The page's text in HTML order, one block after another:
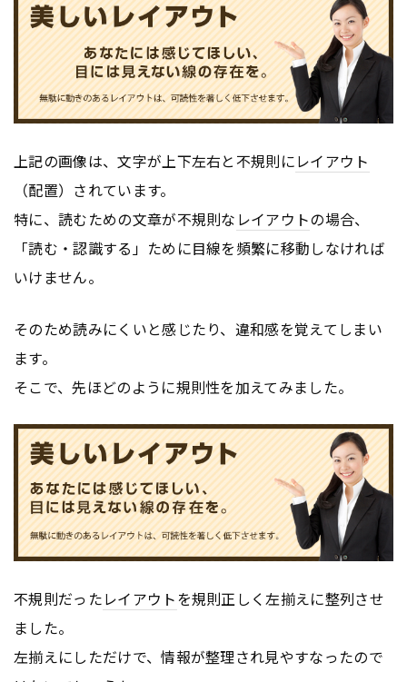
上記の画像は、文字が上下左右と不規則にレイアウト
（配置）されています。
特に、読むための文章が不規則な レイアウトの場合、
「読む・認識する」ために目線を頻繁に移動しなければ
いけません。
そのため読みにくいと感じたり、違和感を覚えてしまい
ます。
そこで、先ほどのように規則性を加えてみました。
不規則だったレイアウトを規則正しく左揃えに整列させ
ました。
左揃えにしただけで、情報が整理され見やすなったので